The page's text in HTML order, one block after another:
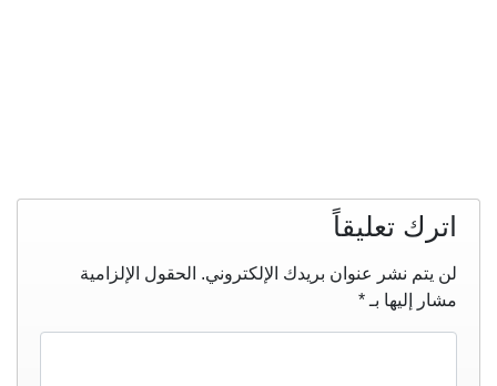
اترك تعليقاً
لن يتم نشر عنوان بريدك الإلكتروني. الحقول الإلزامية
مشار إليها بـ *